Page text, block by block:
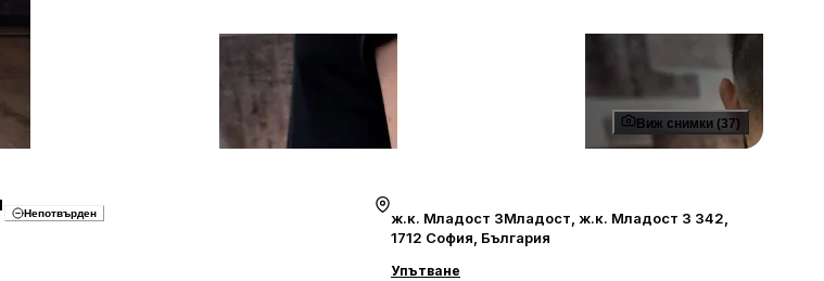
Виж снимки (37)
Непотвърден
ж.к. Младост 3Младост, ж.к. Младост 3 342,
1712 София, България
Упътване